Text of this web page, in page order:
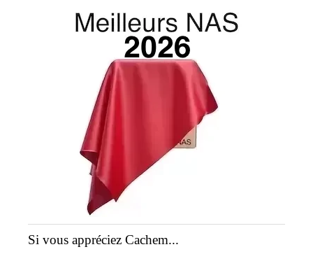
Si vous appréciez Cachem...